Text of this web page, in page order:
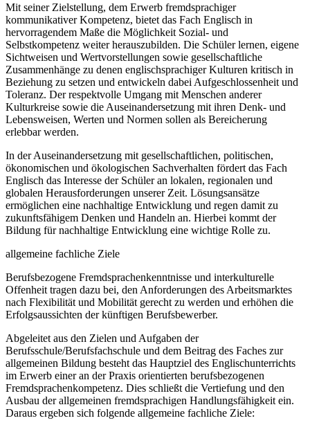
Mit seiner Zielstellung, dem Erwerb fremdsprachiger
kommunikativer Kompetenz, bietet das Fach Englisch in
hervorragendem Maße die Möglichkeit Sozial- und
Selbstkompetenz weiter herauszubilden. Die Schüler lernen, eigene
Sichtweisen und Wertvorstellungen sowie gesellschaftliche
Zusammenhänge zu denen englischsprachiger Kulturen kritisch in
Beziehung zu setzen und entwickeln dabei Aufgeschlossenheit und
Toleranz. Der respektvolle Umgang mit Menschen anderer
Kulturkreise sowie die Auseinandersetzung mit ihren Denk- und
Lebensweisen, Werten und Normen sollen als Bereicherung
erlebbar werden.
In der Auseinandersetzung mit gesellschaftlichen, politischen,
ökonomischen und ökologischen Sachverhalten fördert das Fach
Englisch das Interesse der Schüler an lokalen, regionalen und
globalen Herausforderungen unserer Zeit. Lösungsansätze
ermöglichen eine nachhaltige Entwicklung und regen damit zu
zukunftsfähigem Denken und Handeln an. Hierbei kommt der
Bildung für nachhaltige Entwicklung eine wichtige Rolle zu.
allgemeine fachliche Ziele
Berufsbezogene Fremdsprachenkenntnisse und interkulturelle
Offenheit tragen dazu bei, den Anforderungen des Arbeitsmarktes
nach Flexibilität und Mobilität gerecht zu werden und erhöhen die
Erfolgsaussichten der künftigen Berufsbewerber.
Abgeleitet aus den Zielen und Aufgaben der
Berufsschule/Berufsfachschule und dem Beitrag des Faches zur
allgemeinen Bildung besteht das Hauptziel des Englischunterrichts
im Erwerb einer an der Praxis orientierten berufsbezogenen
Fremdsprachenkompetenz. Dies schließt die Vertiefung und den
Ausbau der allgemeinen fremdsprachigen Handlungsfähigkeit ein.
Daraus ergeben sich folgende allgemeine fachliche Ziele: